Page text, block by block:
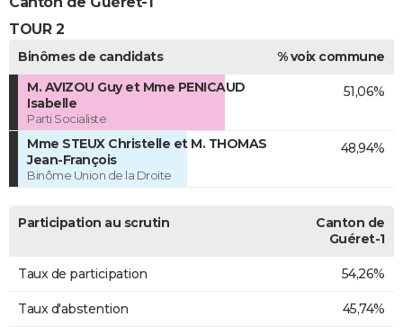
TOUR 2
Binômes de candidats
% voix commune
M. AVIZOU Guy et Mme PENICAUD
Isabelle
Parti Socialiste
51,06%
Mme STEUX Christelle et M. THOMAS
Jean-François
Binôme Union de la Droite
48,94%
Participation au scrutin
Canton de
Guéret-1
Taux de participation 54,26%
Taux d'abstention 45,74%